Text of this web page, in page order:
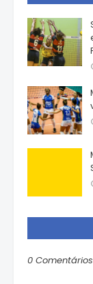
0 Comentários